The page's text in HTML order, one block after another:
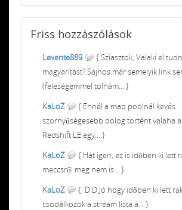
Friss hozzászólások
Levente889
{ Sziasztok, Valaki el
magyarítást? Sajnos már semelyik link
(feleségemmel tolnám... }
KaLoZ
{ Ennél a map poolnál kevés
szörnyűségesebb dolog történt valaha
Redshift LE egy... }
KaLoZ
{ Hát igen, ez is időben ki lett
meccsről meg nem is... }
KaLoZ
{ :D:D Jó hogy időben ki lett
csodálkozok a stream lista a... }